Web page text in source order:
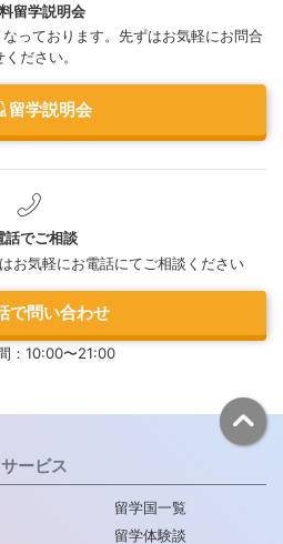
留学説明会
っております。先ずはお気軽にお問合
ください。
留学説明会
話でご相談
お気軽にお電話にてご相談ください
で問い合わせ
：10:00〜21:00
サービス
留学国一覧
留学体験談